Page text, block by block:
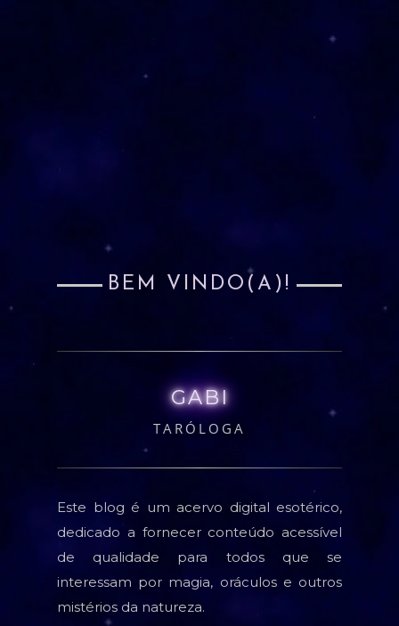
BEM VINDO(A)!
GABI
TARÓLOGA
Este blog é um acervo digital esotérico,
dedicado a fornecer conteúdo acessível
de qualidade para todos que se
interessam por magia, oráculos e outros
mistérios da natureza.